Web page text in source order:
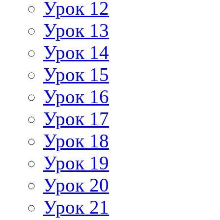
Урок 12
Урок 13
Урок 14
Урок 15
Урок 16
Урок 17
Урок 18
Урок 19
Урок 20
Урок 21